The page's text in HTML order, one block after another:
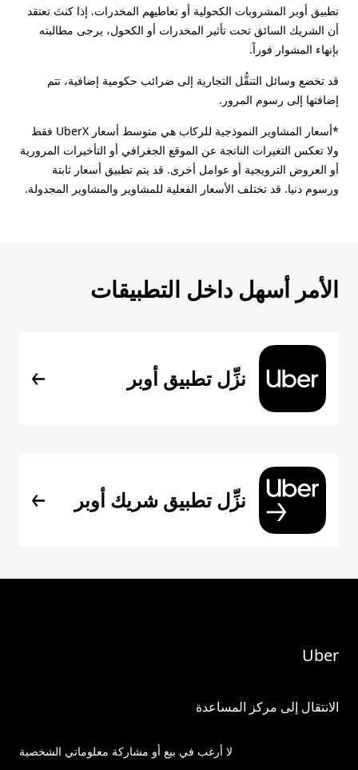
تطبيق أوبر المشروبات الكحولية أو تعاطيهم المخدرات. إذا كنتَ تعتقد
أن الشريك السائق تحت تأثير المخدرات أو الكحول، يرجى مطالبته
بإنهاء المشوار فوراً.
قد تخضع وسائل التنقُّل التجارية إلى ضرائب حكومية إضافية، تتم
إضافتها إلى رسوم المرور.
*أسعار المشاوير النموذجية للركاب هي متوسط أسعار UberX فقط
ولا تعكس التغيرات الناتجة عن الموقع الجغرافي أو التأخيرات المرورية
أو العروض الترويجية أو عوامل أخرى. قد يتم تطبيق أسعار ثابتة
ورسوم دنيا. قد تختلف الأسعار الفعلية للمشاوير والمشاوير المجدولة.
الأمر أسهل داخل التطبيقات
نزِّل تطبيق أوبر
نزِّل تطبيق شريك أوبر
Uber
الانتقال إلى مركز المساعدة
لا أرغب في بيع أو مشاركة معلوماتي الشخصية